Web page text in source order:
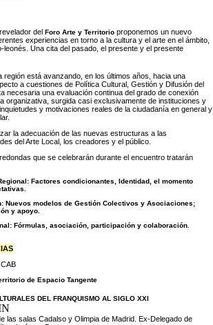
del Foro Arte y Territorio proponemos un nuevo
experiencias en torno a la cultura y el arte en el ámbito,
leonés. Una cita del pasado, el presente y el presente
región está avanzando, en los últimos años, hacia una
a cuestiones de Política Cultural, Gestión y Difusión del
necesaria una evaluación continua del grado de conexión
organizativa, surgida casi exclusivamente de instituciones y
y motivaciones reales de la ciudadanía en general y
la adecuación de las nuevas estructuras a las
del Arte Local, los creadores y el público.
que se celebrarán durante el encuentro tratarán
Factores condicionantes, Identidad, el momento
Nuevos modelos de Gestión Colectivos y Asociaciones;
y apoyo.
Fórmulas, asociación, participación y colaboración.
de Espacio Tangente
DEL FRANQUISMO AL SIGLO XXI
las salas Cadalso y Olimpia de Madrid. Ex-Delegado de